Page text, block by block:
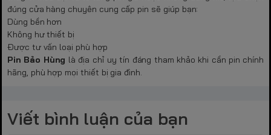
đúng cửa hàng chuyên cung cấp pin sẽ giúp bạn:
Dùng bền hơn
Không hư thiết bị
Được tư vấn loại phù hợp
Pin Bảo Hùng là địa chỉ uy tín đáng tham khảo khi cần pin chính
hãng, phù hợp mọi thiết bị gia đình.
Viết bình luận của bạn